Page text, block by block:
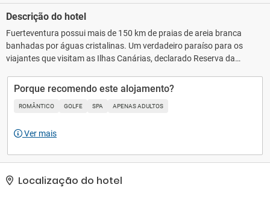
Descrição do hotel
Fuerteventura possui mais de 150 km de praias de areia branca
banhadas por águas cristalinas. Um verdadeiro paraíso para os
viajantes que visitam as Ilhas Canárias, declarado Reserva da
melhor do que um alojamento à altura, como o luxuoso Elba
Palace Golf Boutique Hotel. Praias dignas de um cartão postal,
um clima invejável e uma ampla variedade de atividades… Todos
instalações de primeira classe. Situado na maravilhosa costa
possibilidade de desfrutar de um campo de golfe de primeira
Porque recomendo este alojamento?
ROMÂNTICO GOLFE SPA APENAS ADULTOS
Ver mais
Localização do hotel